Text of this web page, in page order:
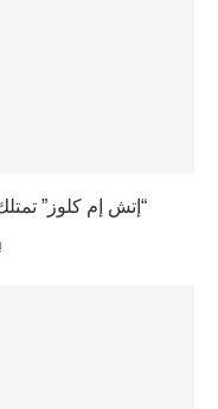
“إتش إم كلوز” تمتلك